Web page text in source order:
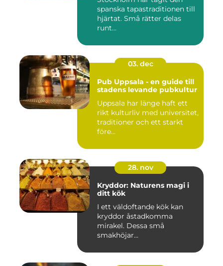
spanska tapastraditionen till
hjärtat. Små rätter delas
runt...
03. dec
Pub Uppsala - en guide till
stadens levande pubkultur
Uppsala har länge haft ett
rikt kulturliv med universitet,
traditioner och ett starkt
före...
28. nov
Kryddor: Naturens magi i
ditt kök
I ett väldoftande kök kan
kryddor åstadkomma
mirakel. Dessa små
smakhöjar...